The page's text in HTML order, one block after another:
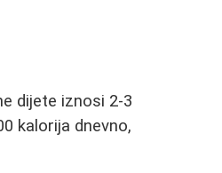
dijete iznosi 2-3
kalorija dnevno,